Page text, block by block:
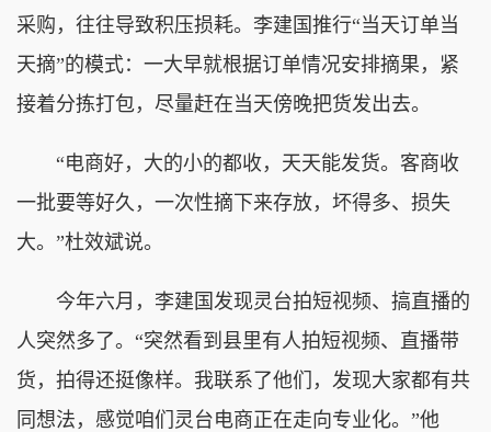
采购，往往导致积压损耗。李建国推行“当天订单当
天摘”的模式：一大早就根据订单情况安排摘果，紧
接着分拣打包，尽量赶在当天傍晚把货发出去。
“电商好，大的小的都收，天天能发货。客商收
一批要等好久，一次性摘下来存放，坏得多、损失
大。”杜效斌说。
今年六月，李建国发现灵台拍短视频、搞直播的
人突然多了。“突然看到县里有人拍短视频、直播带
货，拍得还挺像样。我联系了他们，发现大家都有共
同想法，感觉咱们灵台电商正在走向专业化。”他